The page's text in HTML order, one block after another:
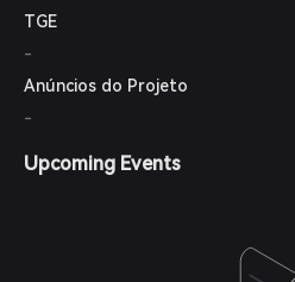
TGE
-
Anúncios do Projeto
-
Upcoming Events